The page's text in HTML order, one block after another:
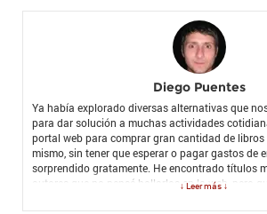
Diego Puentes
Ya había explorado diversas alternativas que
para dar solución a muchas actividades
portal web para comprar gran cantidad de libros
mismo, sin tener que esperar o pagar gastos de
sorprendido gratamente. He encontrado títulos
autores que no pensé hallarlos en la web, pero
↓ Leer más ↓